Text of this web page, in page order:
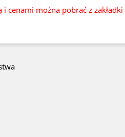
i cenami można pobrać z zakładki